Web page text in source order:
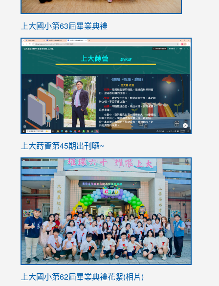
上大國小第63屆畢業典禮
link
ink
https://sites.google.com/stes.tyc.edu.tw/
上大蒔薈第45期出刊囉~
上大國小第62屆畢業典禮花絮(相片)